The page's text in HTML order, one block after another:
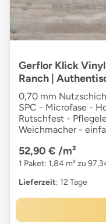
Gerflor Klick
Ranch |
0,70 mm
SPC - Microfase -
Rutschfest -
Weichmacher -
52,90 € /m²
1 Paket: 1,84 m² zu
Lieferzeit: 12 Tage